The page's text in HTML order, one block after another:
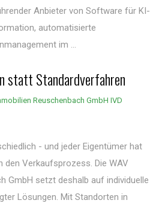
Anbieter von Software für KI-
automatisierte
im ...
statt Standardverfahren
Reuschenbach GmbH IVD
- und jeder Eigentümer hat
den Verkaufsprozess. Die WAV
GmbH setzt deshalb auf individuelle
Lösungen. Mit Standorten in